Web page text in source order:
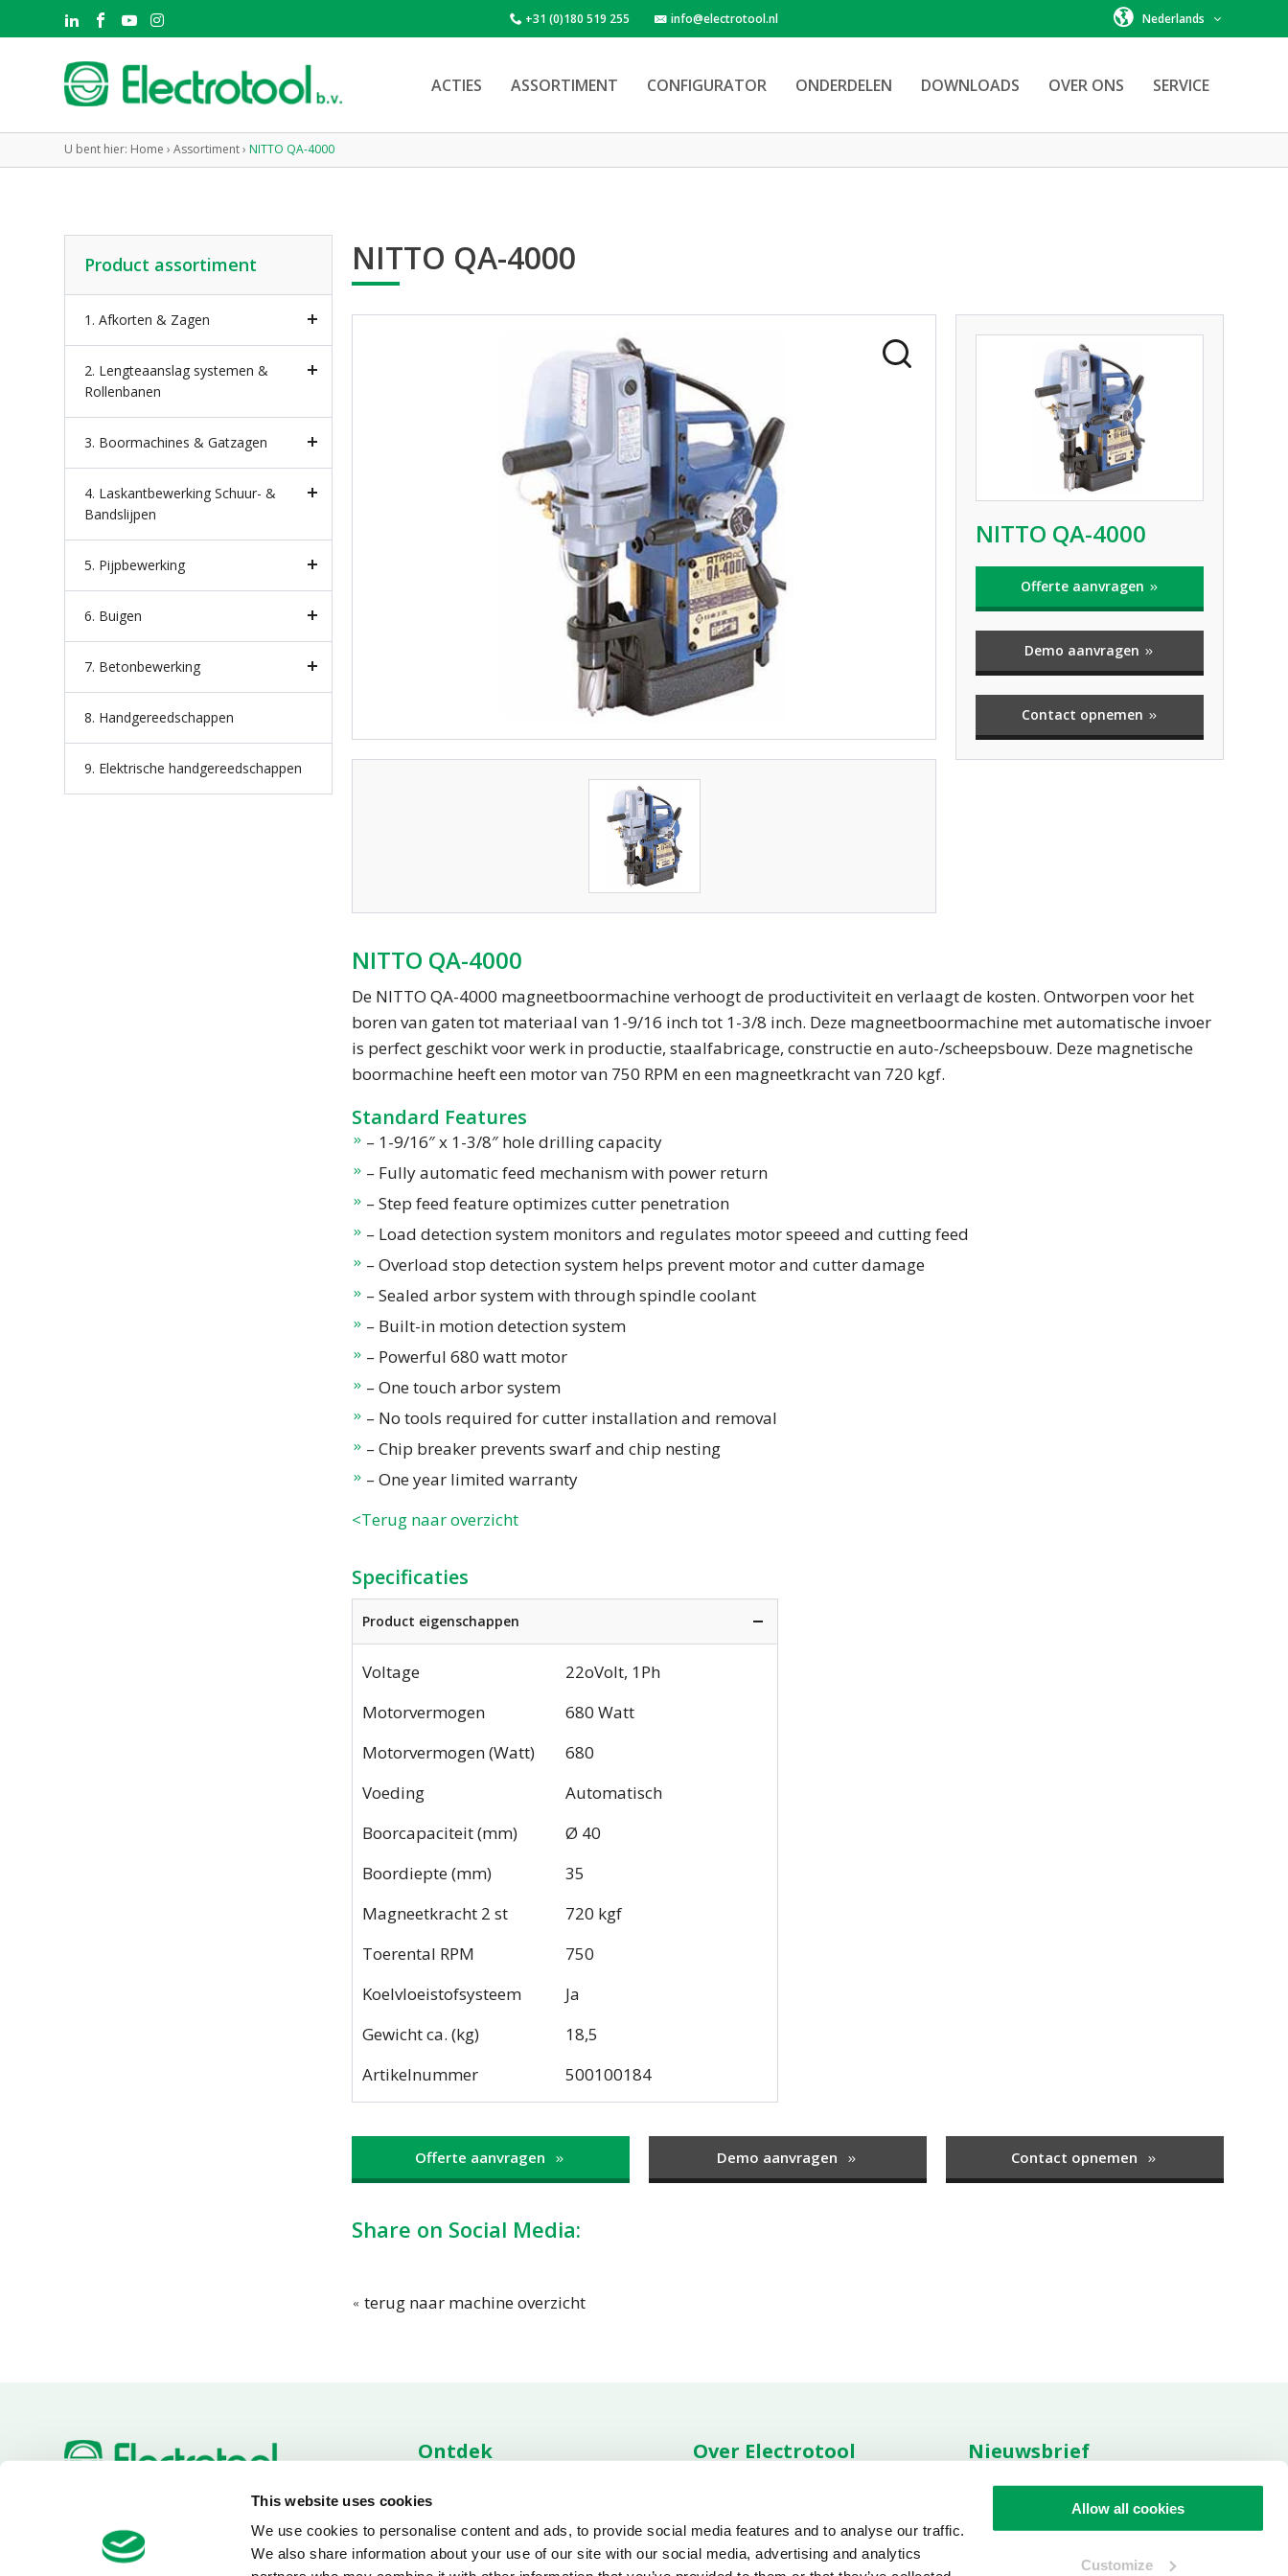
This website uses cookies
We use cookies to personalise content and ads, to provide social media features and to analyse our traffic.
We also share information about your use of our site with our social media, advertising and analytics
Allow all cookies
Customize
+31 (0)180 519 255 info@electrotool.nl Nederlands
ACTIES ASSORTIMENT CONFIGURATOR ONDERDELEN DOWNLOADS OVER ONS SERVICE
U bent hier: Home › Assortiment› NITTO QA-4000
NITTO QA-4000
NITTO QA-4000
Offerte aanvragen
Demo aanvragen
Contact opnemen
NITTO QA-4000
De NITTO QA-4000 magneetboormachine verhoogt de productiviteit en verlaagt de kosten. Ontworpen voor het
boren van gaten tot materiaal van 1-9/16 inch tot 1-3/8 inch. Deze magneetboormachine met automatische invoer
is perfect geschikt voor werk in productie, staalfabricage, constructie en auto-/scheepsbouw. ​​Deze magnetische
boormachine heeft een motor van 750 RPM en een magneetkracht van 720 kgf.
Standard Features
– 1-9/16″ x 1-3/8″ hole drilling capacity
– Fully automatic feed mechanism with power return
– Step feed feature optimizes cutter penetration
– Load detection system monitors and regulates motor speeed and cutting feed
– Overload stop detection system helps prevent motor and cutter damage
– Sealed arbor system with through spindle coolant
– Built-in motion detection system
– Powerful 680 watt motor
– One touch arbor system
– No tools required for cutter installation and removal
– Chip breaker prevents swarf and chip nesting
– One year limited warranty
<Terug naar overzicht
Specificaties
Product eigenschappen
Voltage
22oVolt, 1Ph
Motorvermogen
680 Watt
Motorvermogen (Watt)
680
Voeding
Automatisch
Boorcapaciteit (mm)
Ø 40
Boordiepte (mm)
35
Magneetkracht 2 st
720 kgf
Toerental RPM
750
Koelvloeistofsysteem
Ja
Gewicht ca. (kg)
18,5
Artikelnummer
500100184
Offerte aanvragen Demo aanvragen Contact opnemen
Share on Social Media:
terug naar machine overzicht
Product assortiment
1. Afkorten & Zagen
2. Lengteaanslag systemen &
Rollenbanen
3. Boormachines & Gatzagen
4. Laskantbewerking Schuur- &
Bandslijpen
5. Pijpbewerking
6. Buigen
7. Betonbewerking
8. Handgereedschappen
9. Elektrische handgereedschappen
info@electrotool.nl
Van Utrechtweg 18
2921 LN Krimpen aan den
IJssel
Ontdek
Onderdelen
Downloads
Over Electrotool
Condities
Voorwaarden
Nieuwsbrief